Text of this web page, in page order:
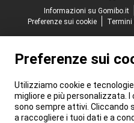
Informazioni su Gomibo.it
Preferenze sui cookie
Termini
Preferenze sui
Utilizziamo cookie e
migliore e più personalizzata.
sono sempre attivi. Cliccando
a raccogliere i tuoi dati e a